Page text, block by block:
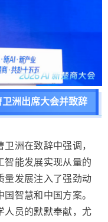
洲出席大会并致辞
洲在致辞中强调，
智能发展实现从量的
量发展注入了强劲动
智慧和中国方案。
人员的默默奉献，尤